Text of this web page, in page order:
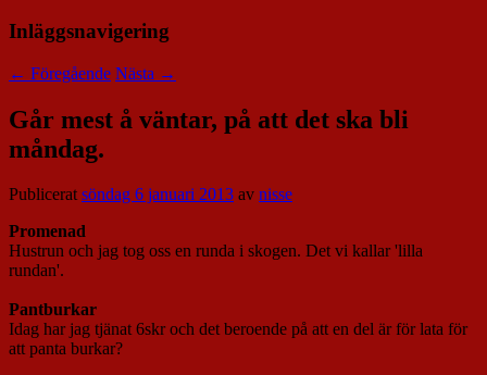
Inläggsnavigering
← Föregående Nästa →
Går mest å väntar, på att det ska bli
måndag.
Publiceratsöndag 6 januari 2013 av nisse
Promenad
Hustrun och jag tog oss en runda i skogen. Det vi kallar 'lilla
rundan'.
Pantburkar
Idag har jag tjänat 6skr och det beroende på att en del är för lata för
att panta burkar?